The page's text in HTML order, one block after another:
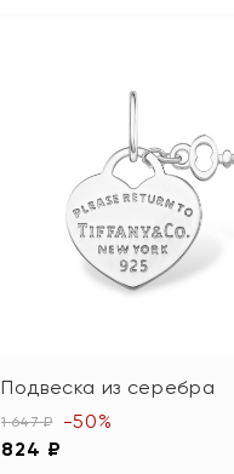
Подвеска из серебра
1 647 ₽
824 ₽
-50%